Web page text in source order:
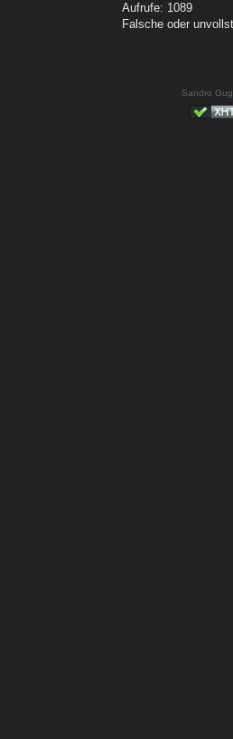
Aufrufe: 1089
Falsche oder
Sandro